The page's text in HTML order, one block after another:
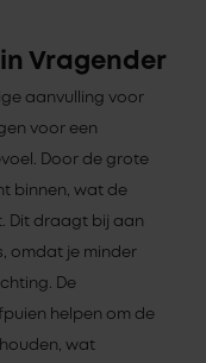
Vragender
aanvulling voor
voor een
Door de grote
binnen, wat de
Dit draagt bij aan
omdat je minder
De
helpen om de
wat